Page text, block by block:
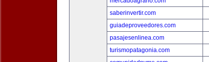
saberinvertir.com
guiadeproveedores.com
pasajesenlinea.com
turismopatagonia.com